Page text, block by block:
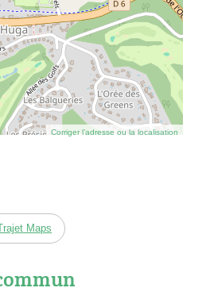
Corriger l’adresse ou la localisation
Maps